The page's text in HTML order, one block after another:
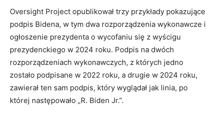
Oversight Project opublikował trzy przykłady pokazujące
podpis Bidena, w tym dwa rozporządzenia wykonawcze i
ogłoszenie prezydenta o wycofaniu się z wyścigu
prezydenckiego w 2024 roku. Podpis na dwóch
rozporządzeniach wykonawczych, z których jedno
zostało podpisane w 2022 roku, a drugie w 2024 roku,
zawierał ten sam podpis, który wyglądał jak linia, po
której następowało „R. Biden Jr.”.